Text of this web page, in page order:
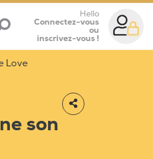
Hello
Connectez-vous
ou
inscrivez-vous !
Love
son